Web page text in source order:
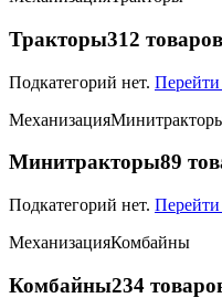
Тракторы312 товаров
Подкатегорий нет.
Механизация
Минитракторы89
Подкатегорий нет.
МеханизацияКомбайны
Комбайны234